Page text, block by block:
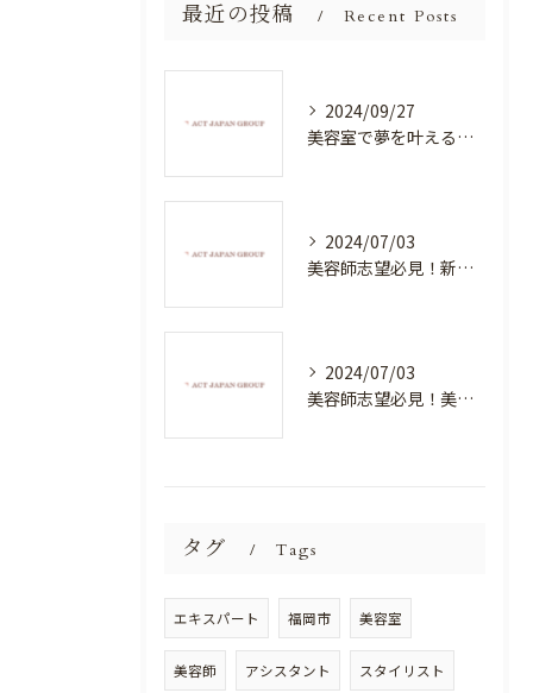
最近の投稿 Recent Posts
2024/09/27
美容室で夢を叶える！自分を磨く新たなチャンス
2024/07/03
美容師志望必見！新たな価値を創造する美容室でハイレベルな技術を学べる環境
2024/07/03
美容師志望必見！美容室NEWSTANDARDで最高のスキルアップを目指そう！
タグ Tags
エキスパート 福岡市 美容室
美容師 アシスタント スタイリスト